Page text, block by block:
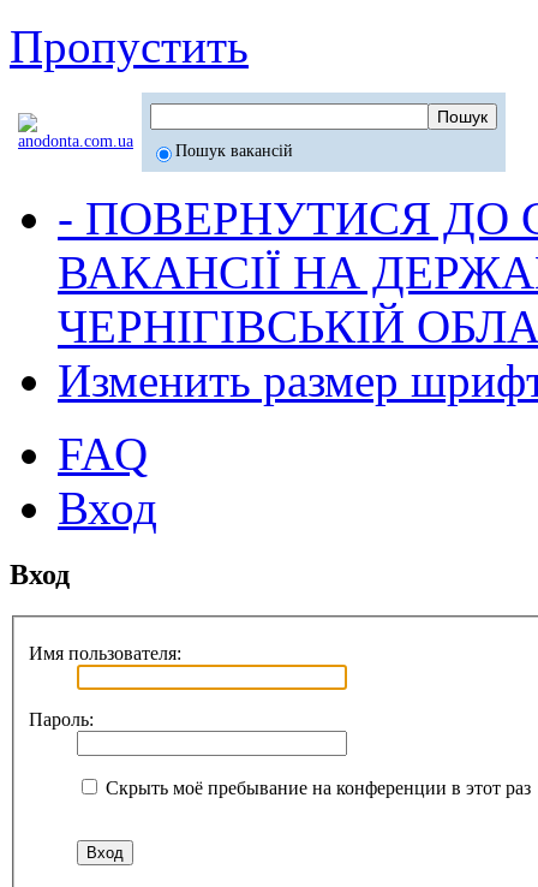
Пропустить
Пошук вакансій
- ПОВЕРНУТИСЯ ДО
ВАКАНСІЇ НА
ЧЕРНІГІВСЬКІЙ
Изменить размер
FAQ
Вход
Вход
Имя пользователя:
Пароль:
Скрыть моё пребывание на конференции в этот раз